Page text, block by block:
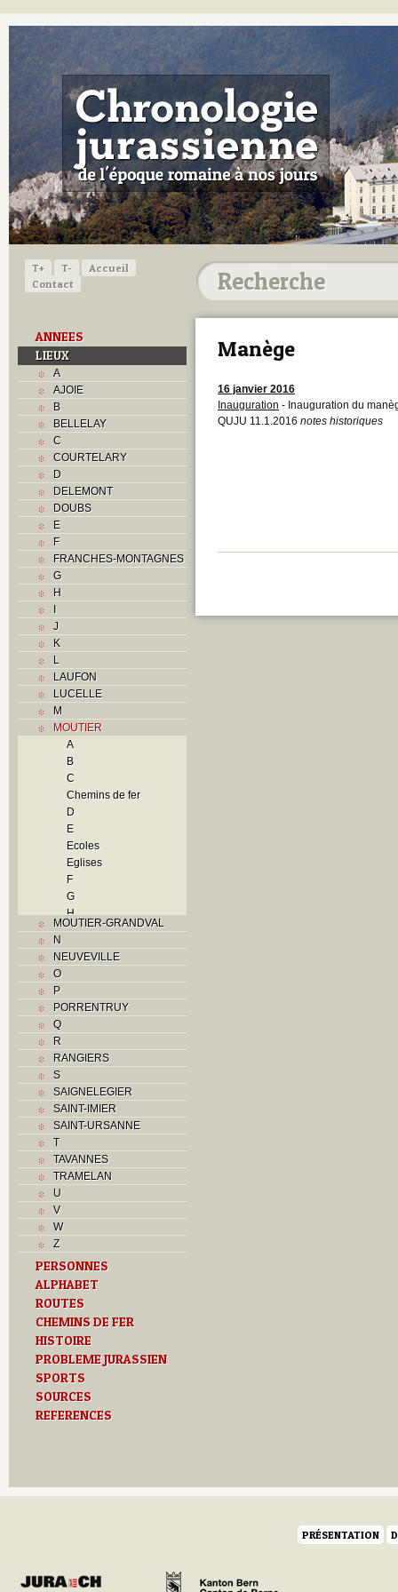
T+ T-
Accueil
Contact
ANNEES
LIEUX
A
AJOIE
B
BELLELAY
C
COURTELARY
D
DELEMONT
DOUBS
E
F
FRANCHES-MONTAGNES
G
H
I
J
K
L
LAUFON
LUCELLE
M
MOUTIER
A
B
C
Chemins de fer
D
E
Ecoles
Eglises
F
G
H
Histoire
Industrie
M
O
Paroisses
Problème jurassien
Q
S
Sociétés locales
Z
MOUTIER-GRANDVAL
N
NEUVEVILLE
O
P
PORRENTRUY
Q
R
RANGIERS
S
SAIGNELEGIER
SAINT-IMIER
SAINT-URSANNE
T
TAVANNES
TRAMELAN
U
V
W
Z
PERSONNES
ALPHABET
ROUTES
CHEMINS DE FER
HISTOIRE
PROBLEME JURASSIEN
SPORTS
SOURCES
REFERENCES
Manège
16 janvier 2016
Inauguration - Inauguration du
QUJU 11.1.2016 notes historiques
PRÉSENTATION